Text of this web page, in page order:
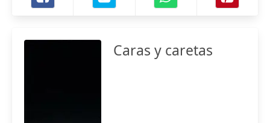
Caras y caretas